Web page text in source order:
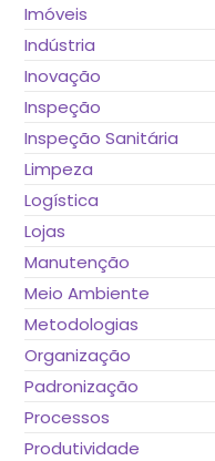
Imóveis
Indústria
Inovação
Inspeção
Inspeção Sanitária
Limpeza
Logística
Lojas
Manutenção
Meio Ambiente
Metodologias
Organização
Padronização
Processos
Produtividade